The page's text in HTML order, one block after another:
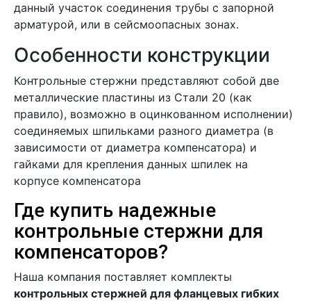
данный участок соединения трубы с запорной
арматурой, или в сейсмоопасных зонах.
Особенности конструкции
Контрольные стержни представляют собой две
металлические пластины из Стали 20 (как
правило), возможно в оцинкованном исполнении)
соединяемых шпильками разного диаметра (в
зависимости от диаметра компенсатора) и
гайками для крепления данных шпилек на
корпусе компенсатора
Где купить надежные
контрольные стержни для
компенсаторов?
Наша компания поставляет комплекты
контрольных стержней для фланцевых гибких